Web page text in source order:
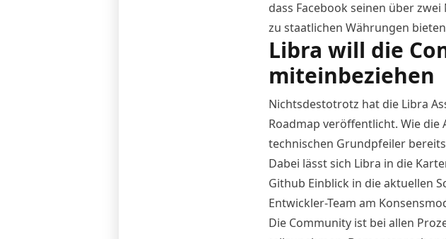
dass Facebook seinen über
zu staatlichen Währungen
Libra will die
miteinbeziehen
Nichtsdestotrotz hat die Libra
Roadmap veröffentlicht. Wie die
technischen Grundpfeiler
Dabei lässt sich Libra in die
Github Einblick in die aktuellen
Entwickler-Team am
Die Community ist bei allen